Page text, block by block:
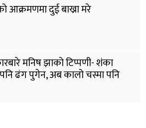
आक्रमणमा दुई बाख्रा मरे
मनिष झाको टिप्पणी- शंका
ढंग पुगेन, अब कालो चस्मा पनि